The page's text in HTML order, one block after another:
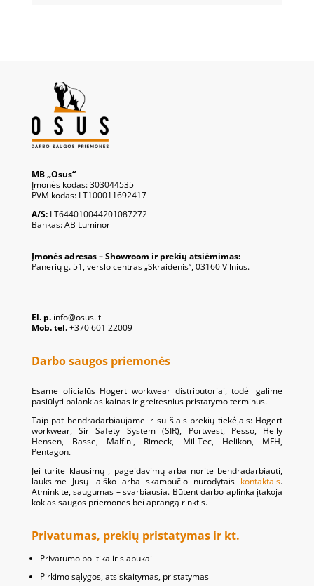
MB „Osus“
Įmonės kodas: 303044535
PVM kodas: LT100011692417
A/S:LT644010044201087272
Bankas: AB Luminor
Įmonės adresas – Showroom ir prekių atsiėmimas:
Panerių g. 51, verslo centras „Skraidenis“, 03160 Vilnius.
El. p.info@osus.lt
Mob. tel.+370 601 22009
Darbo saugos priemonės
Esame oficialūs Hogert workwear distributoriai, todėl galime
pasiūlyti palankias kainas ir greitesnius pristatymo terminus.
Taip pat bendradarbiaujame ir su šiais prekių tiekėjais: Hogert
workwear, Sir Safety System (SIR), Portwest, Pesso, Helly
Hensen, Basse, Malfini, Rimeck, Mil-Tec, Helikon, MFH,
Pentagon.
Jei turite klausimų , pageidavimų arba norite bendradarbiauti,
lauksime Jūsų laiško arba skambučio nurodytais kontaktais.
Atminkite, saugumas – svarbiausia. Būtent darbo aplinka įtakoja
kokias saugos priemones bei aprangą rinktis.
Privatumas, prekių pristatymas ir kt.
Privatumo politika ir slapukai
Pirkimo sąlygos, atsiskaitymas, pristatymas